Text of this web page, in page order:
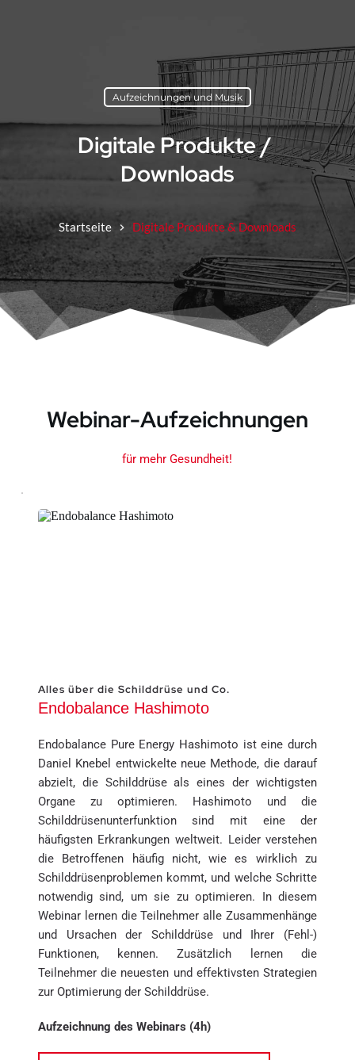
Aufzeichnungen und Musik
Digitale Produkte /
Downloads
Startseite Digitale Produkte & Downloads
Webinar-Aufzeichnungen
für mehr Gesundheit!
Alles über die Schilddrüse und Co.
Endobalance Hashimoto
Endobalance Pure Energy Hashimoto ist eine durch
Daniel Knebel entwickelte neue Methode, die darauf
abzielt, die Schilddrüse als eines der wichtigsten
Organe zu optimieren. Hashimoto und die
Schilddrüsenunterfunktion sind mit eine der
häufigsten Erkrankungen weltweit. Leider verstehen
die Betroffenen häufig nicht, wie es wirklich zu
Schilddrüsenproblemen kommt, und welche Schritte
notwendig sind, um sie zu optimieren. In diesem
Webinar lernen die Teilnehmer alle Zusammenhänge
und Ursachen der Schilddrüse und Ihrer (Fehl-)
Funktionen, kennen. Zusätzlich lernen die
Teilnehmer die neuesten und effektivsten Strategien
zur Optimierung der Schilddrüse.
Aufzeichnung des Webinars (4h)